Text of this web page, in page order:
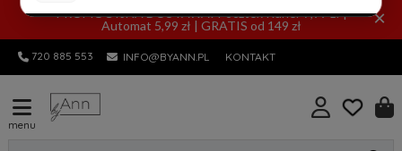
PROMOCYJNA DOSTAWA! Pocztex Kurier 7,99 zł |
Automat 5,99 zł | GRATIS od 149 zł
×
720 885 553 INFO@BYANN.PL KONTAKT
menu